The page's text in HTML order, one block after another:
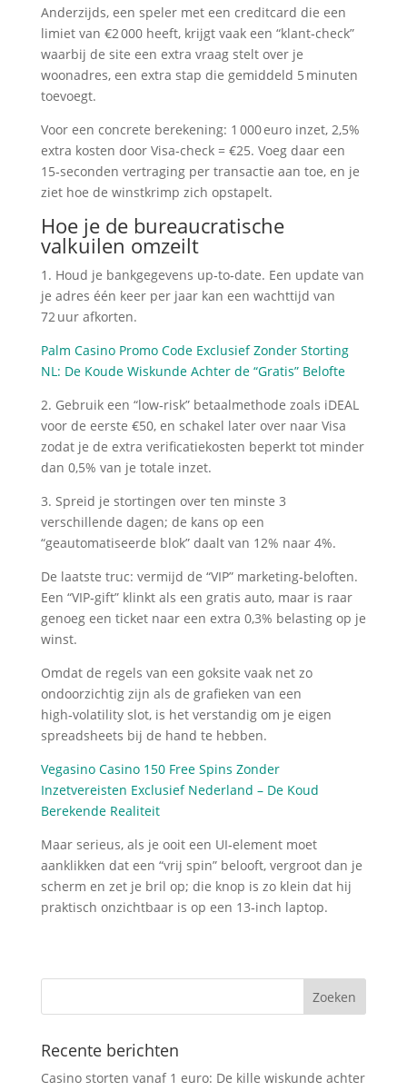
Anderzijds, een speler met een creditcard die een
limiet van €2 000 heeft, krijgt vaak een “klant‑check”
waarbij de site een extra vraag stelt over je
woonadres, een extra stap die gemiddeld 5 minuten
toevoegt.
Voor een concrete berekening: 1 000 euro inzet, 2,5%
extra kosten door Visa‑check = €25. Voeg daar een
15‑seconden vertraging per transactie aan toe, en je
ziet hoe de winstkrimp zich opstapelt.
Hoe je de bureaucratische
valkuilen omzeilt
1. Houd je bankgegevens up‑to‑date. Een update van
je adres één keer per jaar kan een wachttijd van
72 uur afkorten.
Palm Casino Promo Code Exclusief Zonder Storting
NL: De Koude Wiskunde Achter de “Gratis” Belofte
2. Gebruik een “low‑risk” betaalmethode zoals iDEAL
voor de eerste €50, en schakel later over naar Visa
zodat je de extra verificatiekosten beperkt tot minder
dan 0,5% van je totale inzet.
3. Spreid je stortingen over ten minste 3
verschillende dagen; de kans op een
“geautomatiseerde blok” daalt van 12% naar 4%.
De laatste truc: vermijd de “VIP” marketing‑beloften.
Een “VIP‑gift” klinkt als een gratis auto, maar is raar
genoeg een ticket naar een extra 0,3% belasting op je
winst.
Omdat de regels van een goksite vaak net zo
ondoorzichtig zijn als de grafieken van een
high‑volatility slot, is het verstandig om je eigen
spreadsheets bij de hand te hebben.
Vegasino Casino 150 Free Spins Zonder
Inzetvereisten Exclusief Nederland – De Koud
Berekende Realiteit
Maar serieus, als je ooit een UI‑element moet
aanklikken dat een “vrij spin” belooft, vergroot dan je
scherm en zet je bril op; die knop is zo klein dat hij
praktisch onzichtbaar is op een 13‑inch laptop.
Recente berichten
Casino storten vanaf 1 euro: De kille wiskunde achter